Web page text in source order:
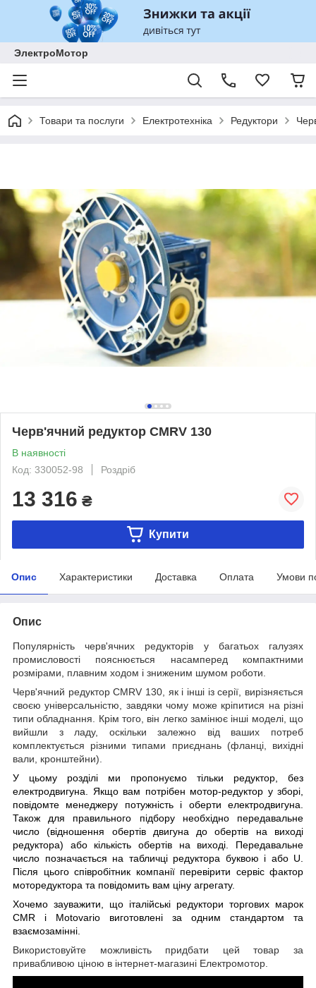
ЭлектроМотор
Товари та послуги Електротехніка Редуктори
Черв'ячний редуктор CMRV 130
В наявності
Код: 330052-98
Роздріб
13 316 ₴
Купити
Опис Характеристики Доставка Оплата Умови
Опис
Популярність черв'ячних редукторів у багатьох галузях
промисловості пояснюється насамперед компактними
розмірами, плавним ходом і зниженим шумом роботи.
Черв'ячний редуктор CMRV 130, як і інші із серії, вирізняється
своєю універсальністю, завдяки чому може кріпитися на різні
типи обладнання. Крім того, він легко замінює інші моделі, що
вийшли з ладу, оскільки залежно від ваших потреб
комплектується різними типами приєднань (фланці, вихідні
вали, кронштейни).
У цьому розділі ми пропонуємо тільки редуктор, без
електродвигуна. Якщо вам потрібен мотор-редуктор у зборі,
повідомте менеджеру потужність і оберти електродвигуна.
Також для правильного підбору необхідно передавальне
число (відношення обертів двигуна до обертів на виході
редуктора) або кількість обертів на виході. Передавальне
число позначається на табличці редуктора буквою i або U.
Після цього співробітник компанії перевірити сервіс фактор
моторедуктора та повідомить вам ціну агрегату.
Хочемо зауважити, що італійські редуктори торгових марок
CMR і Motovario виготовлені за одним стандартом та
взаємозамінні.
Використовуйте можливість придбати цей товар за
привабливою ціною в інтернет-магазині Електромотор.